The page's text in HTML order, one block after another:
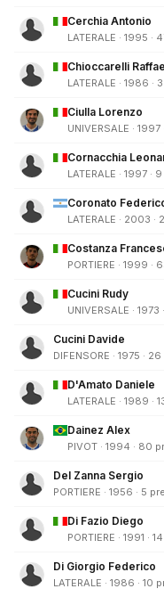
Cerchia Antonio
LATERALE · 1995 ·
Chioccarelli
LATERALE · 1986 ·
Ciulla Lorenzo
UNIVERSALE ·
Cornacchia
LATERALE · 1997 ·
Coronato
LATERALE · 2003 ·
Costanza
PORTIERE · 1999 ·
Cucini Rudy
UNIVERSALE ·
Cucini Davide
DIFENSORE · 1975 ·
D'Amato Daniele
LATERALE · 1989 ·
Dainez Alex
PIVOT · 1994 · 80
Del Zanna Sergio
PORTIERE · 1956 · 5
Di Fazio Diego
PORTIERE · 1991 ·
Di Giorgio Federico
LATERALE · 1986 · 10